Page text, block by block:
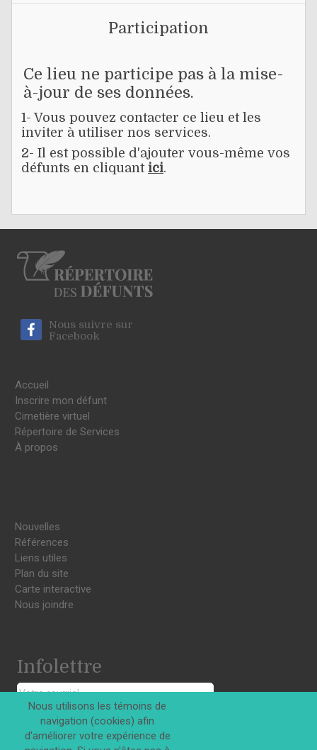
Participation
Ce lieu ne participe pas à la mise-
à-jour de ses données.
1- Vous pouvez contacter ce lieu et les
inviter à utiliser nos services.
2- Il est possible d'ajouter vous-même vos
défunts en cliquant ici.
Nous suivre sur
Facebook
Accueil
Inscrire mon défunt
Cimetière virtuel
Répertoire de Services
À propos
Nouvelles
Références
Liens utiles
Plan du site
Carte interactive
Nous joindre
Infolettre
S'INSCRIRE
Nous utilisons les témoins de
navigation (cookies) afin
d'améliorer votre expérience de